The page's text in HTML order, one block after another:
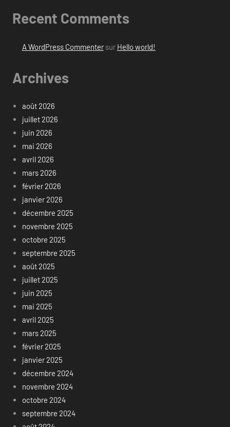
Recent Comments
A WordPress Commentersur Hello world!
Archives
août 2026
juillet 2026
juin 2026
mai 2026
avril 2026
mars 2026
février 2026
janvier 2026
décembre 2025
novembre 2025
octobre 2025
septembre 2025
août 2025
juillet 2025
juin 2025
mai 2025
avril 2025
mars 2025
février 2025
janvier 2025
décembre 2024
novembre 2024
octobre 2024
septembre 2024